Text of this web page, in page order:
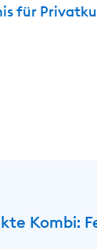
für
Kombi: